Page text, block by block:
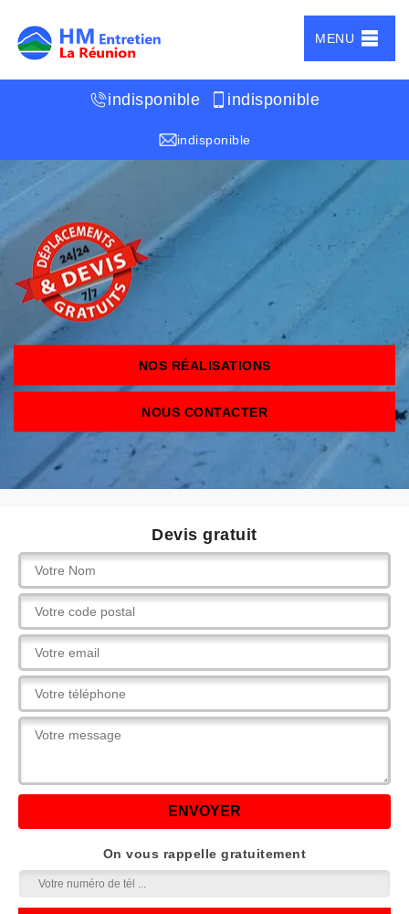
MENU
indisponible indisponible
indisponible
NOS RÉALISATIONS
NOUS CONTACTER
Devis gratuit
On vous rappelle gratuitement